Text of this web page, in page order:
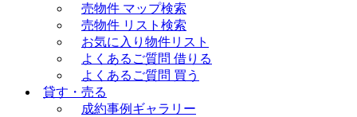
売物件 マップ検索
売物件 リスト検索
お気に入り物件リスト
よくあるご質問 借りる
よくあるご質問 買う
貸す・売る
成約事例ギャラリー